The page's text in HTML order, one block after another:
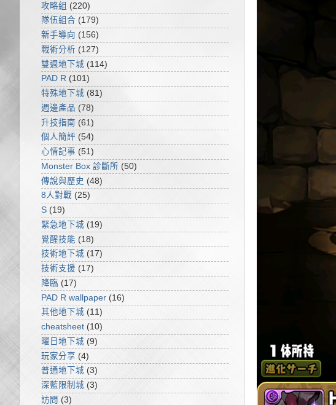
攻略組 (220)
隊伍組合 (179)
新手導向 (156)
戰術分析 (127)
雙週地下城 (114)
PAD R (101)
特殊地下城 (81)
週邊產品 (78)
升技指南 (61)
個人簡評 (54)
心情記事 (51)
Monster Box 診斷所 (50)
傳說與歷史 (48)
8人對戰 (25)
S (19)
緊急地下城 (19)
覺醒技能 (18)
技術地下城 (17)
技術支援 (17)
降臨 (17)
PAD R wallpaper (16)
其他地下城 (11)
cheatsheet (10)
曜日地下城 (9)
玩家分享 (4)
普通地下城 (3)
深藍限制城 (3)
訪問 (3)